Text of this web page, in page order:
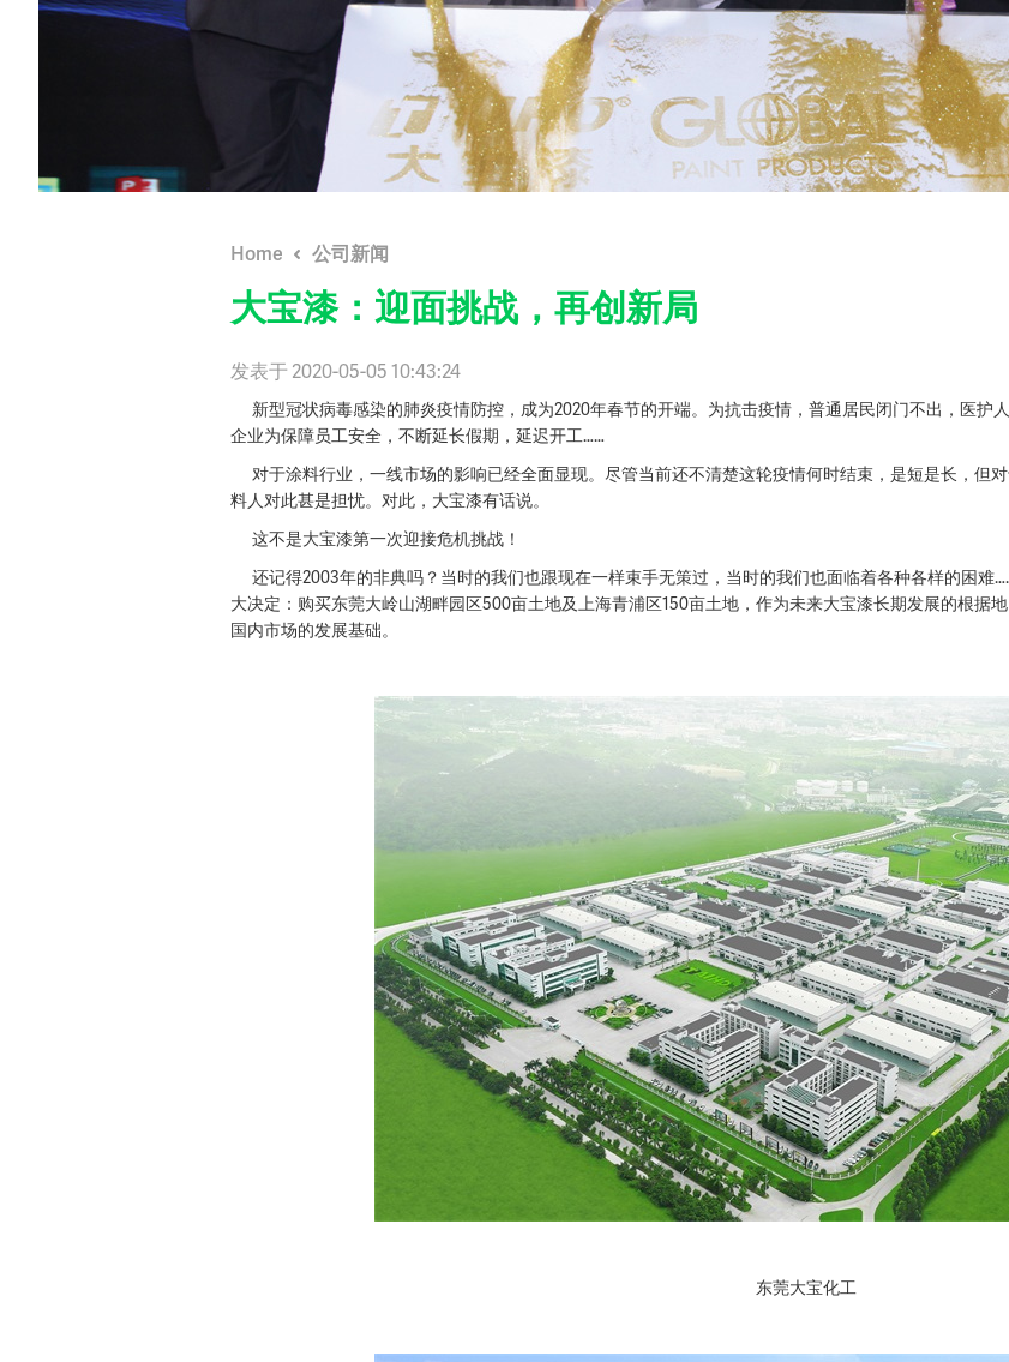
Home 公司新闻
大宝漆：迎面挑战，再创新局
发表于 2020-05-05 10:43:24
新型冠状病毒感染的肺炎疫情防控，成为2020年春节的开端。为抗击疫情，普通居民闭门不出，医护
企业为保障员工安全，不断延长假期，延迟开工……
对于涂料行业，一线市场的影响已经全面显现。尽管当前还不清楚这轮疫情何时结束，是短是长，但
料人对此甚是担忧。对此，大宝漆有话说。
这不是大宝漆第一次迎接危机挑战！
还记得2003年的非典吗？当时的我们也跟现在一样束手无策过，当时的我们也面临着各种各样的困难
大决定：购买东莞大岭山湖畔园区500亩土地及上海青浦区150亩土地，作为未来大宝漆长期发展的根据
国内市场的发展基础。
东莞大宝化工